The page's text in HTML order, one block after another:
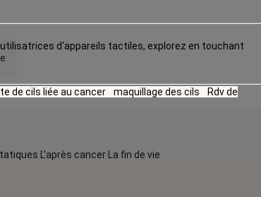
L’après cancer La fin de vie
d‘appareils tactiles, explorez en touchant
de cils liée au cancer maquillage des cils
Rdv de